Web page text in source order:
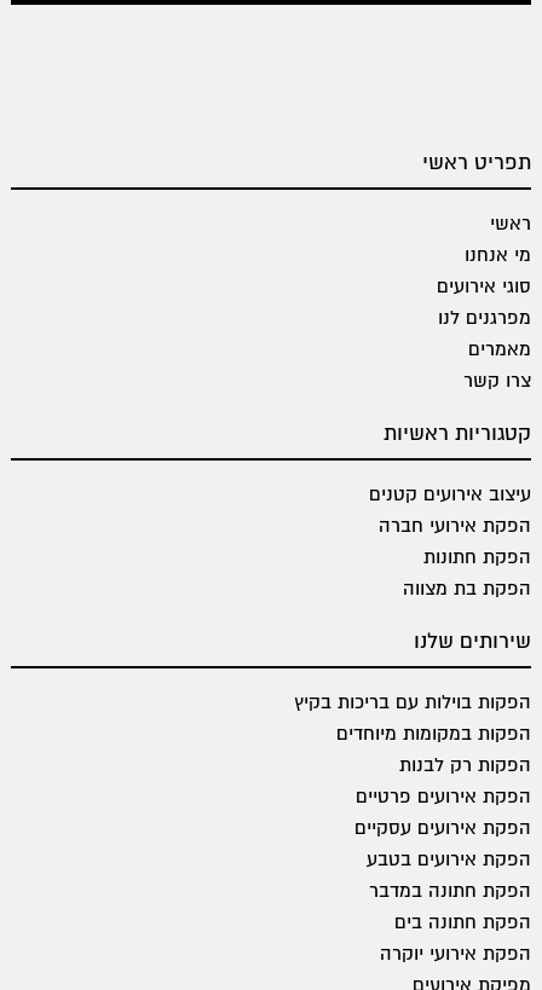
תפריט ראשי
ראשי
מי אנחנו
סוגי אירועים
מפרגנים לנו
מאמרים
צרו קשר
קטגוריות ראשיות
עיצוב אירועים קטנים
הפקת אירועי חברה
הפקת חתונות
הפקת בת מצווה
שירותים שלנו
הפקות בוילות עם בריכות בקיץ
הפקות במקומות מיוחדים
הפקות רק לבנות
הפקת אירועים פרטיים
הפקת אירועים עסקיים
הפקת אירועים בטבע
הפקת חתונה במדבר
הפקת חתונה בים
הפקת אירועי יוקרה